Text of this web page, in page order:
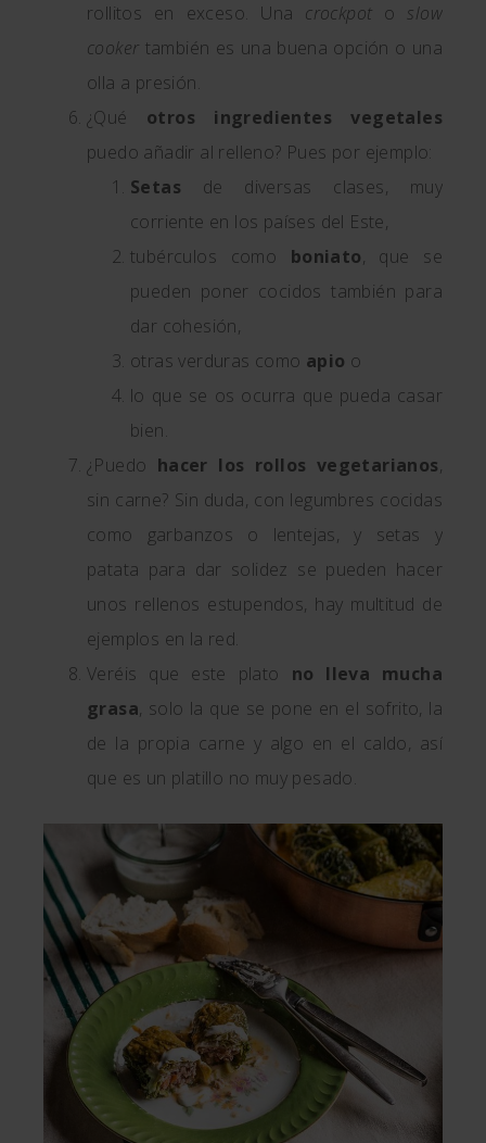
rollitos en exceso. Una crockpot o slow
cooker también es una buena opción o una
olla a presión.
¿Qué otros ingredientes vegetales
puedo añadir al relleno? Pues por ejemplo:
Setas de diversas clases, muy
corriente en los países del Este,
tubérculos como boniato, que se
pueden poner cocidos también para
dar cohesión,
otras verduras como apio o
lo que se os ocurra que pueda casar
bien.
¿Puedo hacer los rollos vegetarianos,
sin carne? Sin duda, con legumbres cocidas
como garbanzos o lentejas, y setas y
patata para dar solidez se pueden hacer
unos rellenos estupendos, hay multitud de
ejemplos en la red.
Veréis que este plato no lleva mucha
grasa, solo la que se pone en el sofrito, la
de la propia carne y algo en el caldo, así
que es un platillo no muy pesado.